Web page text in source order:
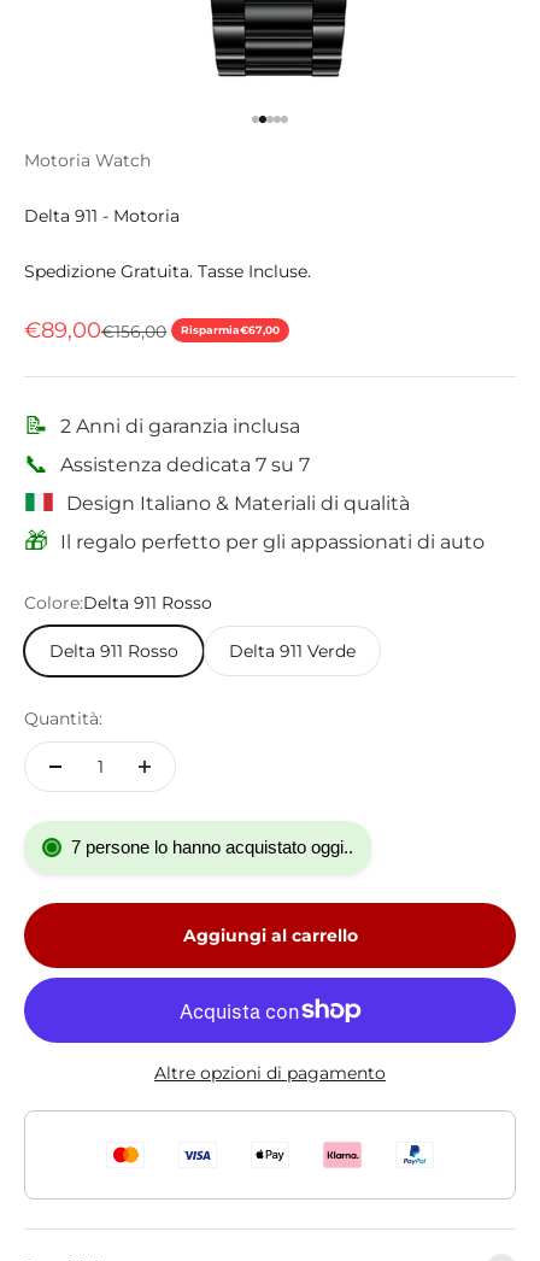
Motoria Watch
Delta 911 - Motoria
Spedizione Gratuita. Tasse Incluse.
Prezzo scontato
€89,00Prezzo
€156,00 Risparmia€67,00
📝 2 Anni di garanzia inclusa
📞
Assistenza dedicata 7 su 7
Design Italiano & Materiali di qualità
🎁 Il regalo perfetto per gli appassionati di auto
Colore:Delta 911 Rosso
Delta 911 Rosso Delta 911 Verde
Quantità:
7 persone lo hanno acquistato oggi..
Aggiungi al carrello
Altre opzioni di pagamento